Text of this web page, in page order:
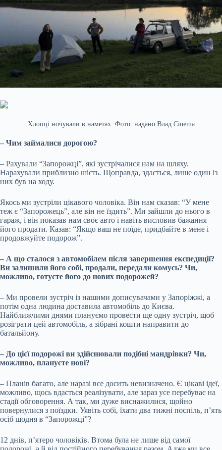
Хлопці ночували в наметах. Фото: надано Влад Cinema
– Чим займалися дорогою?
– Рахували “Запорожці”, які зустрічалися нам на шляху.
Нарахували приблизно шість. Щоправда, здається, лише один із
них був на ходу.
Якось ми зустріли цікавого чоловіка. Він нам сказав: “У мене
теж є “Запорожець”, але він не їздить”. Ми зайшли до нього в
гараж, і він показав нам своє авто і навіть висловив бажання
його продати. Казав: “Якщо ваш не поїде, придбайте в мене і
продовжуйте подорож”.
– А що сталося з автомобілем після завершення експедиції?
Ви залишили його собі, продали, передали комусь? Чи,
можливо, готуєте його до нових подорожей?
– Ми провели зустріч із нашими дописувачами у Запоріжжі, а
потім одна людина доставила автомобіль до Києва.
Найближчими днями плануємо провести ще одну зустріч, щоб
розіграти цей автомобіль, а зібрані кошти направити до
батальйону.
– До цієї подорожі ви здійснювали подібні мандрівки? Чи,
можливо, плануєте нові?
– Планів багато, але наразі все досить невизначено. Є цікаві ідеї,
можливо, щось вдасться реалізувати, але зараз усе перебуває на
стадії обговорення. А так, ми дуже виснажилися, щойно
повернулися з поїздки. Уявіть собі, їхати два тижні поспіль, п’ять
осіб щодня в “Запорожці”?
12 днів, п’ятеро чоловіків. Втома була не лише від самої